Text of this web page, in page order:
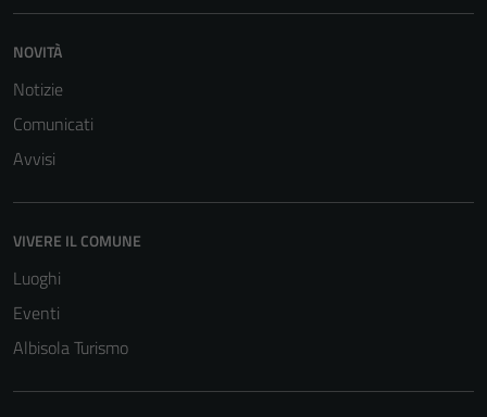
NOVITÀ
Notizie
Comunicati
Avvisi
VIVERE IL COMUNE
Luoghi
Eventi
Albisola Turismo